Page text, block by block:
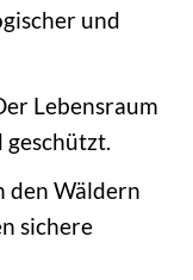
und
Lebensraum
den Wäldern
sichere